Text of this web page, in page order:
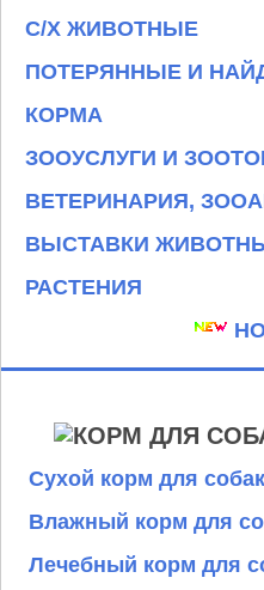
С/Х ЖИВОТНЫЕ
ПОТЕРЯННЫЕ И
КОРМА
ЗООУСЛУГИ И
ВЕТЕРИНАРИЯ,
ВЫСТАВКИ
РАСТЕНИЯ
Сухой корм для собак
Влажный корм для
Лечебный корм для